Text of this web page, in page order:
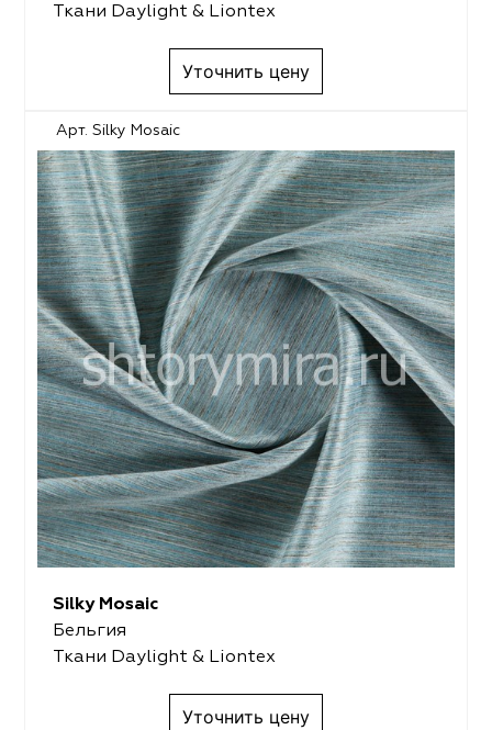
Ткани Daylight & Liontex
Уточнить цену
Арт. Silky Mosaic
Silky Mosaic
Бельгия
Ткани Daylight & Liontex
Уточнить цену